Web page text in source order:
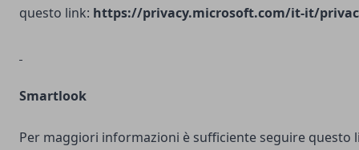
questo link: https://privacy.microsoft.com/it-it/
Smartlook
Per maggiori informazioni è sufficiente seguire questo